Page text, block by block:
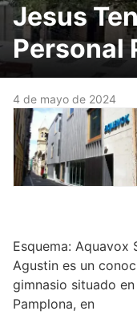
Jesus
Personal
4 de mayo de 2024
Esquema: Aquavox
Agustin es un
gimnasio situado en
Pamplona, en